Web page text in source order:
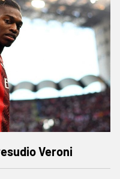
Veroni